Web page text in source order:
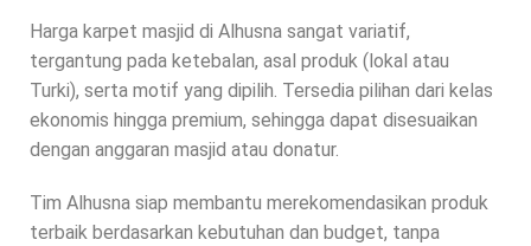
Harga karpet masjid di Alhusna sangat variatif,
tergantung pada ketebalan, asal produk (lokal atau
Turki), serta motif yang dipilih. Tersedia pilihan dari kelas
ekonomis hingga premium, sehingga dapat disesuaikan
dengan anggaran masjid atau donatur.
Tim Alhusna siap membantu merekomendasikan produk
terbaik berdasarkan kebutuhan dan budget, tanpa